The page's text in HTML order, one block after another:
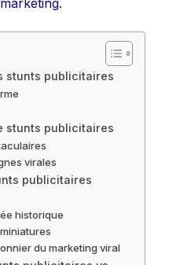
stunts publicitaires
stunts publicitaires
virales
publicitaires
historique
du marketing viral